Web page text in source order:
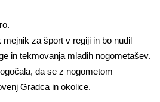
za šport v regiji in bo nudil
in tekmovanja mladih nogometašev.
da se z nogometom
Gradca in okolice.